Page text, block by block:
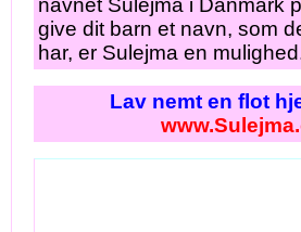
navnet Sulejma i Danmark
give dit barn et navn, som
har, er Sulejma en
Lav nemt en flot